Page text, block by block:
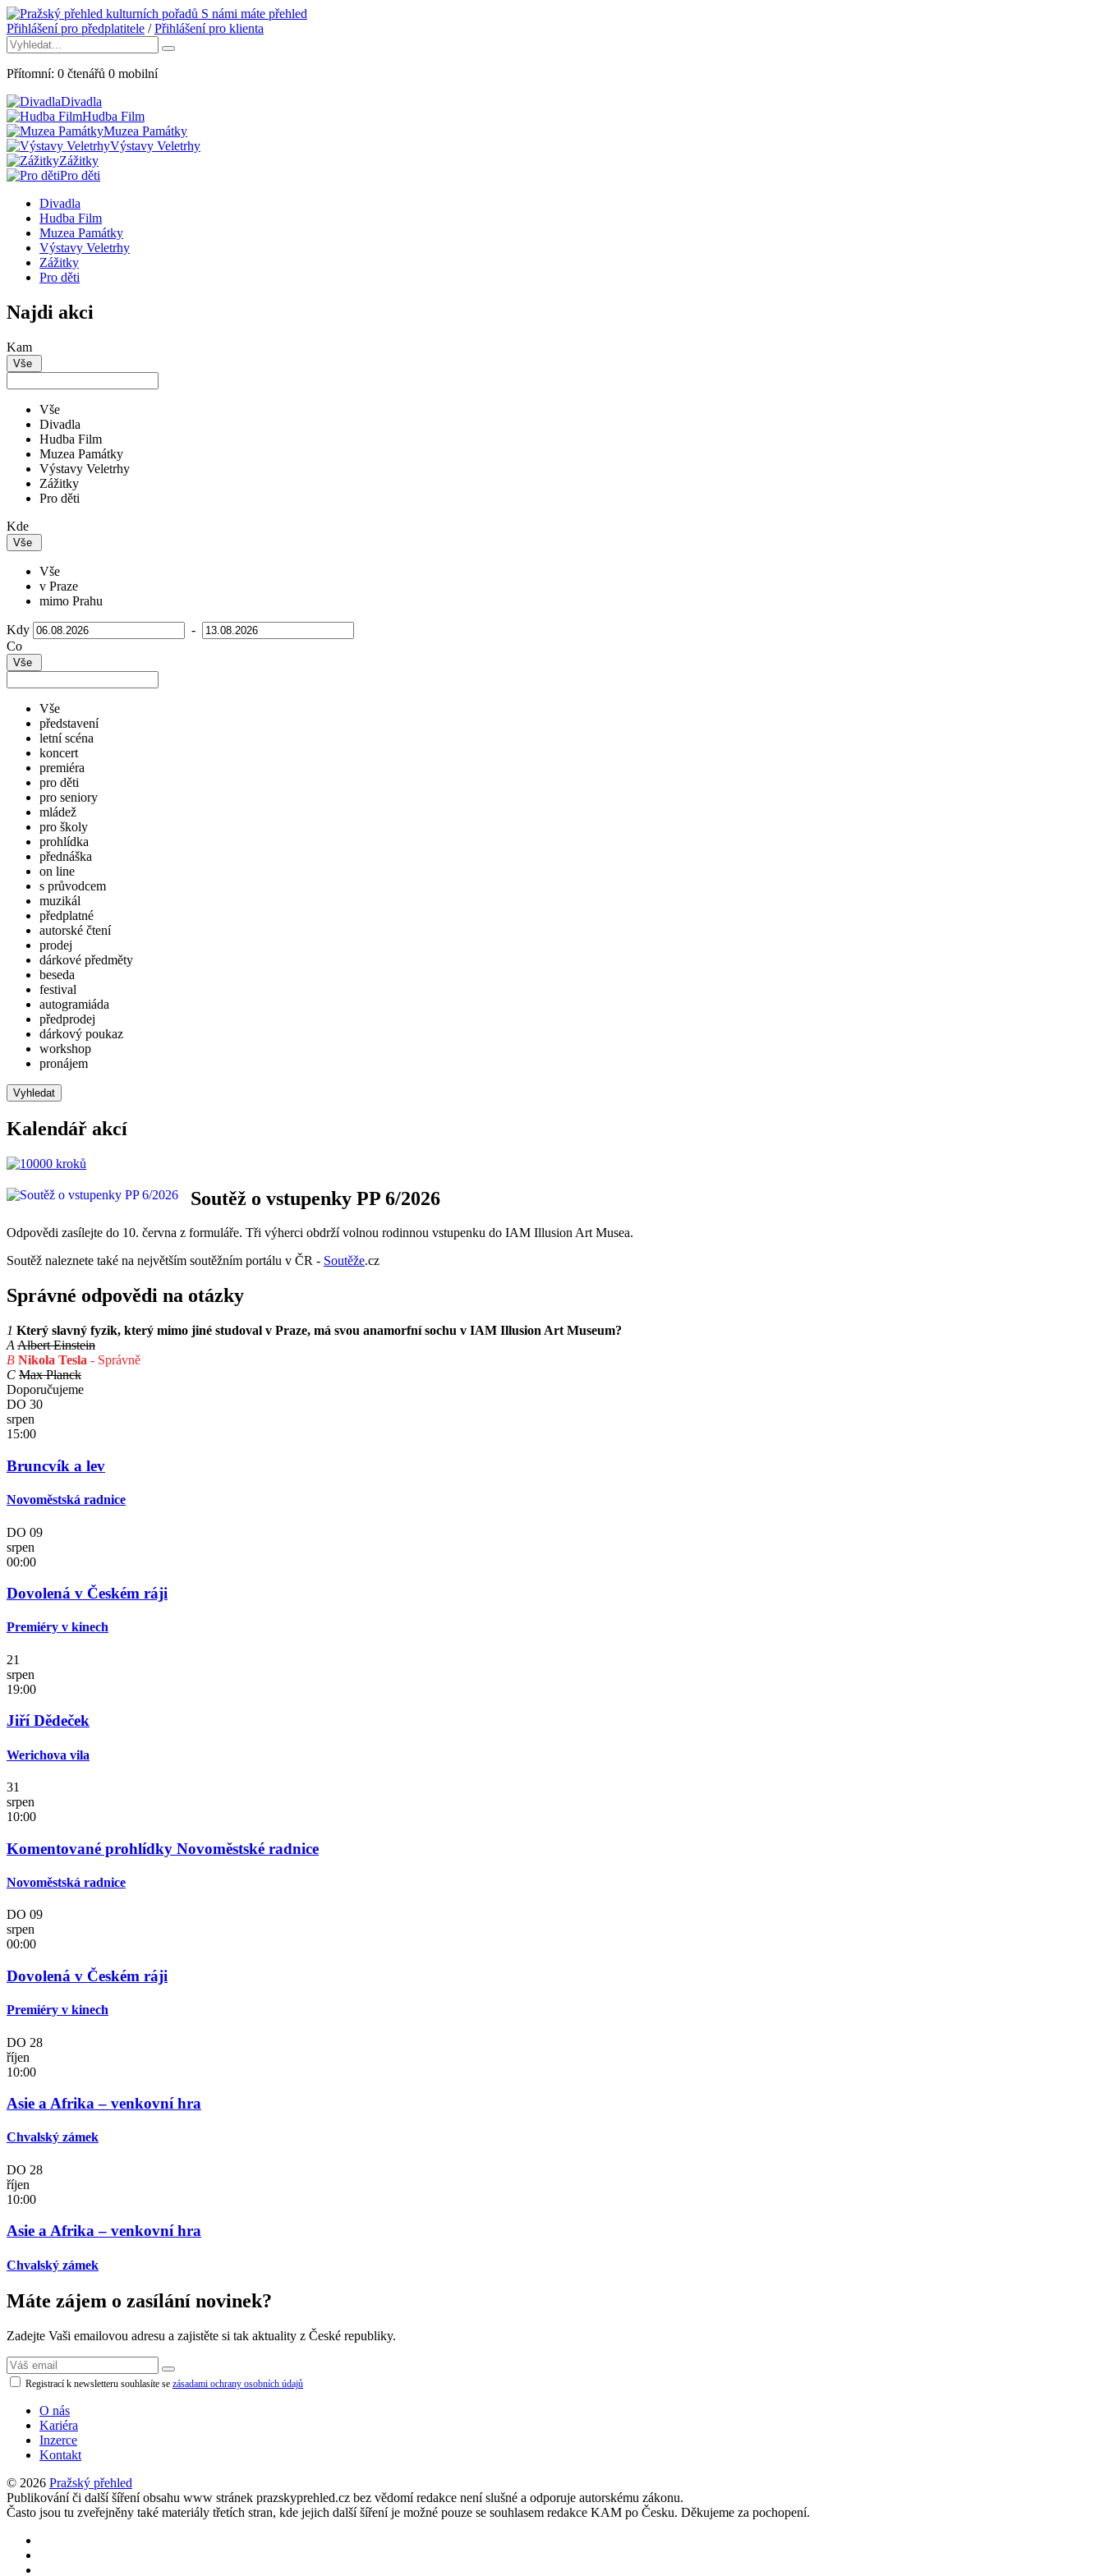
S námi máte přehled
Přihlášení pro předplatitele /Přihlášení pro klienta
Přítomní: 0 čtenářů 0 mobilní
Divadla
Hudba Film
Muzea Památky
Výstavy Veletrhy
Zážitky
Pro děti
Divadla
Hudba Film
Muzea Památky
Výstavy Veletrhy
Zážitky
Pro děti
Najdi akci
Kam
Vše
Vše
Divadla
Hudba Film
Muzea Památky
Výstavy Veletrhy
Zážitky
Pro děti
Kde
Vše
Vše
v Praze
mimo Prahu
Kdy
-
Co
Vše
Vše
představení
letní scéna
koncert
premiéra
pro děti
pro seniory
mládež
pro školy
prohlídka
přednáška
on line
s průvodcem
muzikál
předplatné
autorské čtení
prodej
dárkové předměty
beseda
festival
autogramiáda
předprodej
dárkový poukaz
workshop
pronájem
Vyhledat
Kalendář akcí
Soutěž o vstupenky PP 6/2026
Odpovědi zasílejte do 10. června z formuláře. Tři výherci obdrží volnou rodinnou vstupenku do IAM Illusion Art Musea.
Soutěž naleznete také na největším soutěžním portálu v ČR - Soutěže.cz
Správné odpovědi na otázky
1 Který slavný fyzik, který mimo jiné studoval v Praze, má svou anamorfní sochu v IAM Illusion Art Museum?
A Albert Einstein
B Nikola Tesla - Správně
C Max Planck
Doporučujeme
DO 30
srpen
15:00
Bruncvík a lev
Novoměstská radnice
DO 09
srpen
00:00
Dovolená v Českém ráji
Premiéry v kinech
21
srpen
19:00
Jiří Dědeček
Werichova vila
31
srpen
10:00
Komentované prohlídky Novoměstské radnice
Novoměstská radnice
DO 09
srpen
00:00
Dovolená v Českém ráji
Premiéry v kinech
DO 28
říjen
10:00
Asie a Afrika – venkovní hra
Chvalský zámek
DO 28
říjen
10:00
Asie a Afrika – venkovní hra
Chvalský zámek
Máte zájem o zasílání novinek?
Zadejte Vaši emailovou adresu a zajistěte si tak aktuality z České republiky.
Registrací k newsletteru souhlasíte se zásadami ochrany osobních údajů
O nás
Kariéra
Inzerce
Kontakt
© 2026 Pražský přehled
Publikování či další šíření obsahu www stránek prazskyprehled.cz bez vědomí redakce není slušné a odporuje autorskému zákonu.
Často jsou tu zveřejněny také materiály třetích stran, kde jejich další šíření je možné pouze se souhlasem redakce KAM po Česku. Děkujeme za pochopení.